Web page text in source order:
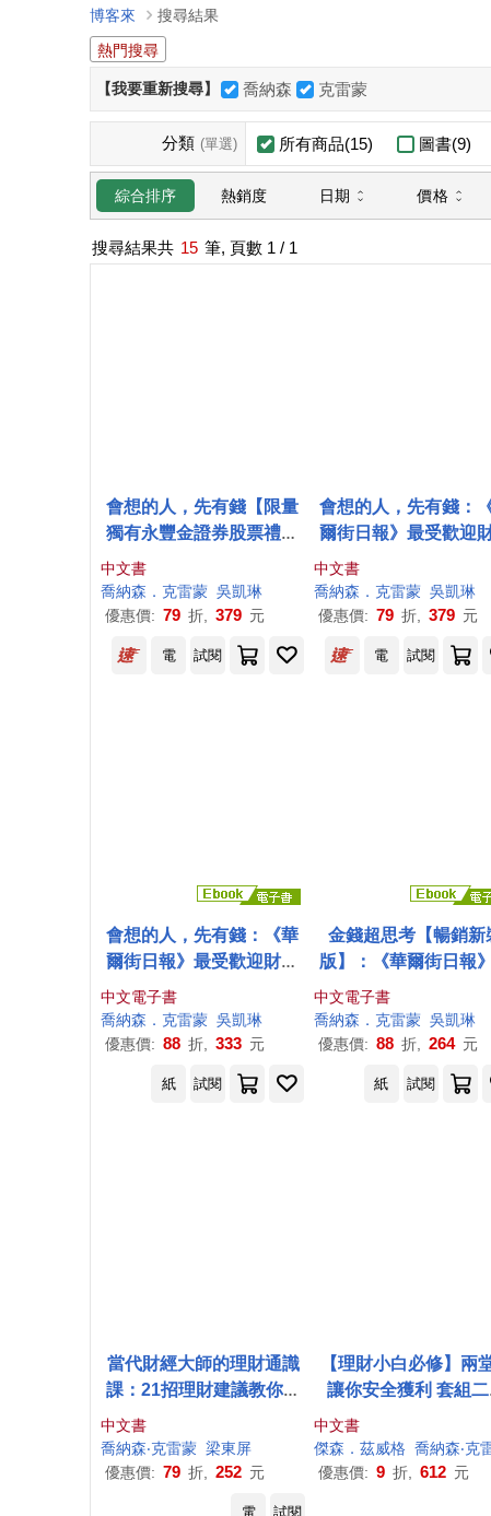
博客來
搜尋結果
熱門搜尋
【我要重新搜尋】 喬納森 克雷蒙
分類 (單選) 所有商品(15) 圖書(9)
綜合排序 熱銷度 日期 價格
搜尋結果共 15 筆, 頁數 1 / 1
會想的人，先有錢【限量
獨有永豐金證券股票禮品
卡「200元財富啟動
金」】：《華爾街日報》
最受歡迎財經作家的
中文書
喬納森 ． 克雷蒙 吳凱琳
優惠價: 79 折, 379 元
會想的人，先有錢：
爾街日報》最受歡迎
作家的畢生智慧，62個
動致富人生的實踐清
中文書
喬納森 ． 克雷蒙 吳凱琳
優惠價: 79 折, 379 元
電 試閱 電 試閱
會想的人，先有錢：《華
爾街日報》最受歡迎財經
作家的畢生智慧，62個啟
動致富人生的實踐清單 (電
子書)
中文電子書
喬納森 ． 克雷蒙 吳凱琳
優惠價: 88 折, 333 元
金錢超思考【暢銷新
版】：《華爾街日報
受歡迎財經作家，25道
造財富的關鍵思考，教
晉升有錢人! (電子書)
中文電子書
喬納森 ． 克雷蒙 吳凱琳
優惠價: 88 折, 264 元
紙 試閱 紙 試閱
當代財經大師的理財通識
課：21招理財建議教你過
上一個不缺錢的人生
中文書
喬納森‧克雷蒙 梁東屏
優惠價: 79 折, 252 元
【理財小白必修】兩
讓你安全獲利 套組二
一：《當代財經大師的
財通識課》和《當代財
大師的守錢致富課》
中文書
傑森．茲威格 喬納森‧克雷
優惠價: 9 折, 612 元
電 試閱